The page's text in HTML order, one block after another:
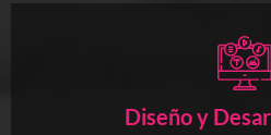
Diseño y